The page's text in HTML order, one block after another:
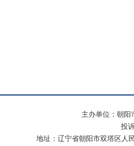
主办单位：朝
投
地址：辽宁省朝阳市双塔区人